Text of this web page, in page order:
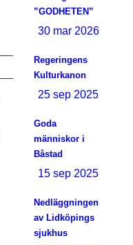
”GODHETEN”
30 mar 2026
Regeringens
Kulturkanon
25 sep 2025
Goda
människor i
Båstad
15 sep 2025
Nedläggningen
av Lidköpings
sjukhus